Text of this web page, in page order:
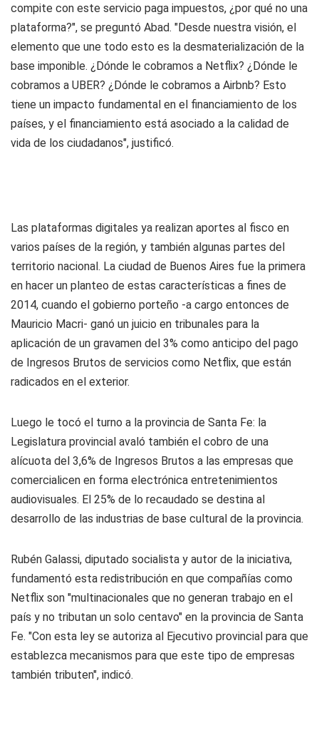
compite con este servicio paga impuestos, ¿por qué no una
plataforma?", se preguntó Abad. "Desde nuestra visión, el
elemento que une todo esto es la desmaterialización de la
base imponible. ¿Dónde le cobramos a Netflix? ¿Dónde le
cobramos a UBER? ¿Dónde le cobramos a Airbnb? Esto
tiene un impacto fundamental en el financiamiento de los
países, y el financiamiento está asociado a la calidad de
vida de los ciudadanos", justificó.
Las plataformas digitales ya realizan aportes al fisco en
varios países de la región, y también algunas partes del
territorio nacional. La ciudad de Buenos Aires fue la primera
en hacer un planteo de estas características a fines de
2014, cuando el gobierno porteño -a cargo entonces de
Mauricio Macri- ganó un juicio en tribunales para la
aplicación de un gravamen del 3% como anticipo del pago
de Ingresos Brutos de servicios como Netflix, que están
radicados en el exterior.
Luego le tocó el turno a la provincia de Santa Fe: la
Legislatura provincial avaló también el cobro de una
alícuota del 3,6% de Ingresos Brutos a las empresas que
comercialicen en forma electrónica entretenimientos
audiovisuales. El 25% de lo recaudado se destina al
desarrollo de las industrias de base cultural de la provincia.
Rubén Galassi, diputado socialista y autor de la iniciativa,
fundamentó esta redistribución en que compañías como
Netflix son "multinacionales que no generan trabajo en el
país y no tributan un solo centavo" en la provincia de Santa
Fe. "Con esta ley se autoriza al Ejecutivo provincial para que
establezca mecanismos para que este tipo de empresas
también tributen", indicó.